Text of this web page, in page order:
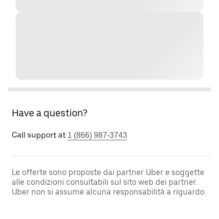
Have a question?
Call support at 1 (866) 987-3743
Le offerte sono proposte dai partner Uber e soggette
alle condizioni consultabili sul sito web dei partner.
Uber non si assume alcuna responsabilità a riguardo.